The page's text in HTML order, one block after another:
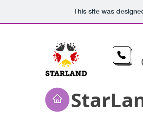
This site was